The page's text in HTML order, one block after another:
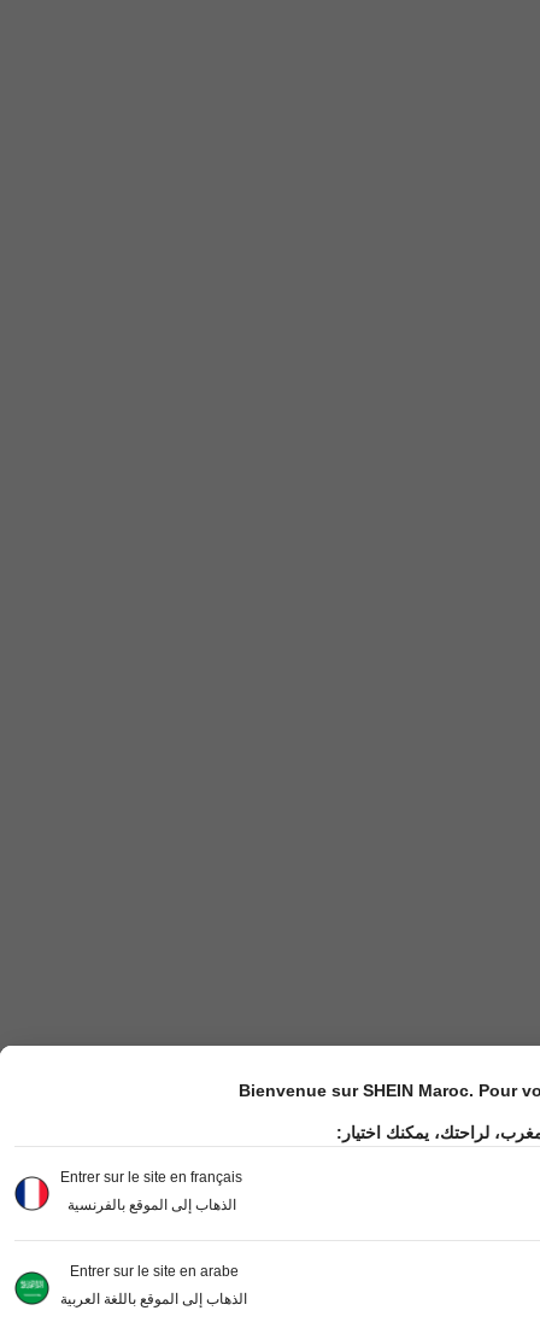
Bienvenue sur SHEIN Maroc. Pour
لراحتك، يمكنك اختيار:
Entrer sur le site en français
الذهاب إلى الموقع بالفرنسية
Entrer sur le site en arabe
الذهاب إلى الموقع باللغة العربية